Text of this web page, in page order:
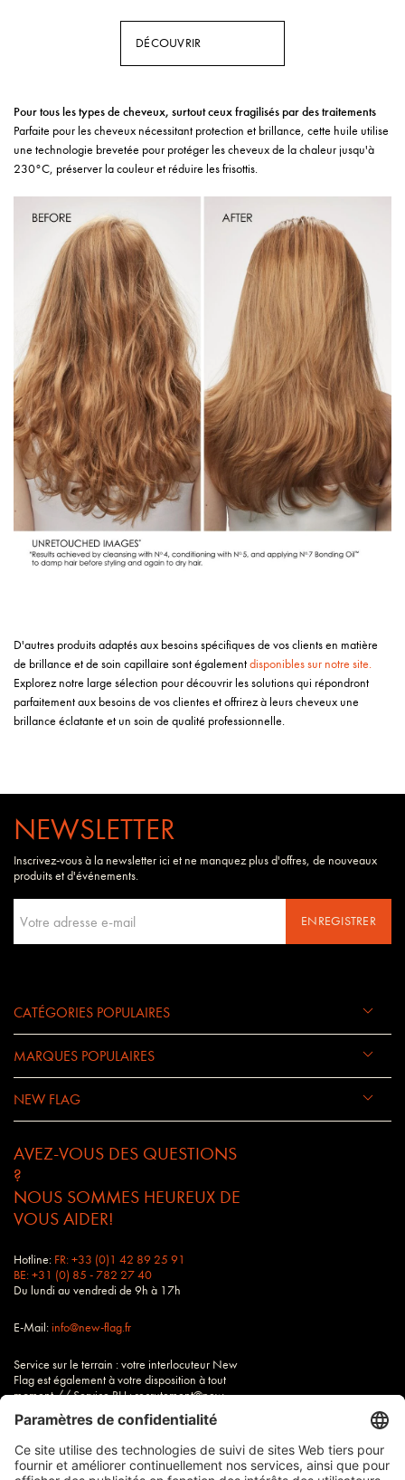
DÉCOUVRIR
Pour tous les types de cheveux, surtout ceux fragilisés par des traitements
Parfaite pour les cheveux nécessitant protection et brillance, cette huile utilise
une technologie brevetée pour protéger les cheveux de la chaleur jusqu'à
230°C, préserver la couleur et réduire les frisottis.
D'autres produits adaptés aux besoins spécifiques de vos clients en matière
de brillance et de soin capillaire sont égalementdisponibles sur notre site.
Explorez notre large sélection pour découvrir les solutions qui répondront
parfaitement aux besoins de vos clientes et offrirez à leurs cheveux une
brillance éclatante et un soin de qualité professionnelle.
NEWSLETTER
Inscrivez-vous à la newsletter ici et ne manquez plus d'offres, de nouveaux
produits et d'événements.
ENREGISTRER
CATÉGORIES POPULAIRES
MARQUES POPULAIRES
NEW FLAG
AVEZ-VOUS DES QUESTIONS
?
NOUS SOMMES HEUREUX DE
VOUS AIDER!
Hotline: FR: +33 (0)1 42 89 25 91
BE: +31 (0) 85 - 782 27 40
Du lundi au vendredi de 9h à 17h
E-Mail:info@new-flag.fr
Service sur le terrain : votre interlocuteur New
Flag est également à votre disposition à tout
moment // Service RH : recrutement@new-
flag.fr
Tous nos tarifs sont hors TVA